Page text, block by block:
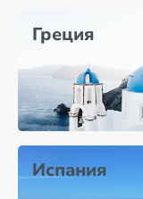
Греция
Испания